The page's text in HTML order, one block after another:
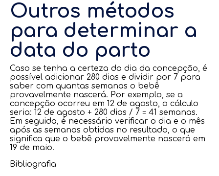
Outros métodos
para determinar a
data do parto
Caso se tenha a certeza do dia da concepção, é
possível adicionar 280 dias e dividir por 7 para
saber com quantas semanas o bebê
provavelmente nascerá. Por exemplo, se a
concepção ocorreu em 12 de agosto, o cálculo
seria: 12 de agosto + 280 dias / 7 = 41 semanas.
Em seguida, é necessário verificar o dia e o mês
após as semanas obtidas no resultado, o que
significa que o bebê provavelmente nascerá em
19 de maio.
Bibliografia